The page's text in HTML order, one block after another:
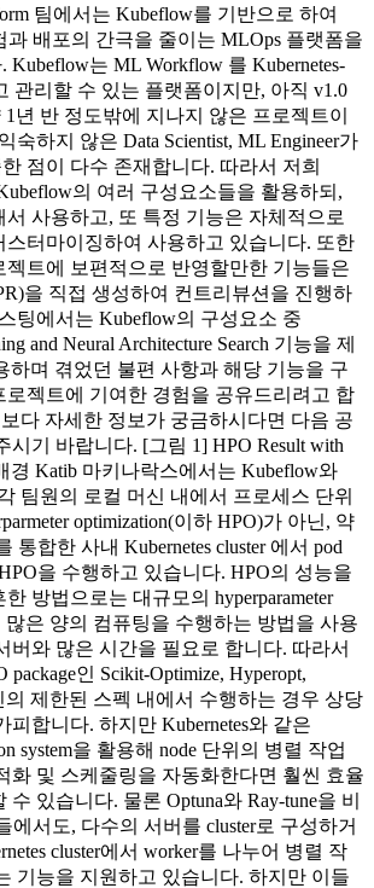
팀에서는 Kubeflow를 기반으로 하여
배포의 간극을 줄이는 MLOps 플랫폼을
Kubeflow는 ML Workflow 를 Kubernetes-
관리할 수 있는 플랫폼이지만, 아직 v1.0
1년 반 정도밖에 지나지 않은 프로젝트이
숙하지 않은 Data Scientist, ML Engineer가
점이 다수 존재합니다. 따라서 저희
의 여러 구성요소들을 활용하되,
사용하고, 또 특정 기능은 자체적으로
스터마이징하여 사용하고 있습니다. 또한
젝트에 보편적으로 반영할만한 기능들은
을 직접 생성하여 컨트리뷰션을 진행하
팅에서는 Kubeflow의 구성요소 중
and Neural Architecture Search 기능을 제
하며 겪었던 불편 사항과 해당 기능을 구
로젝트에 기여한 경험을 공유드리려고 합
다 자세한 정보가 궁금하시다면 다음 공
시기 바랍니다. [그림 1] HPO Result with
경 Katib 마키나락스에서는 Kubeflow와
팀원의 로컬 머신 내에서 프로세스 단위
optimization(이하 HPO)가 아닌, 약
통합한 사내 Kubernetes cluster 에서 pod
을 수행하고 있습니다. HPO의 성능을
방법으로는 대규모의 hyperparameter
많은 양의 컴퓨팅을 수행하는 방법을 사용
버와 많은 시간을 필요로 합니다. 따라서
인 Scikit-Optimize, Hyperopt,
의 제한된 스펙 내에서 수행하는 경우 상당
피합니다. 하지만 Kubernetes와 같은
system을 활용해 node 단위의 병렬 작업
화 및 스케줄링을 자동화한다면 훨씬 효율
있습니다. 물론 Optuna와 Ray-tune을 비
에서도, 다수의 서버를 cluster로 구성하거
cluster에서 worker를 나누어 병렬 작
기능을 지원하고 있습니다. 하지만 이들